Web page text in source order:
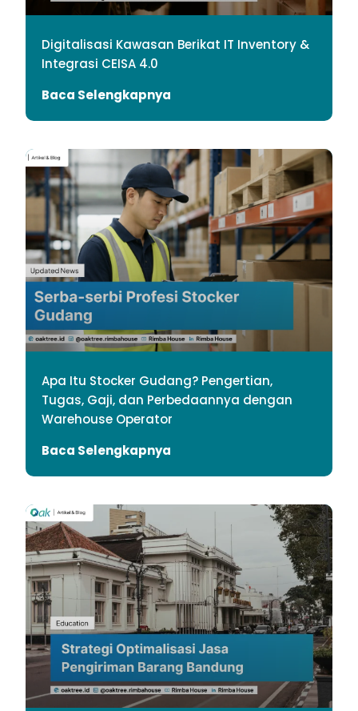
Digitalisasi Kawasan Berikat IT Inventory &
Integrasi CEISA 4.0
Baca Selengkapnya
Apa Itu Stocker Gudang? Pengertian,
Tugas, Gaji, dan Perbedaannya dengan
Warehouse Operator
Baca Selengkapnya